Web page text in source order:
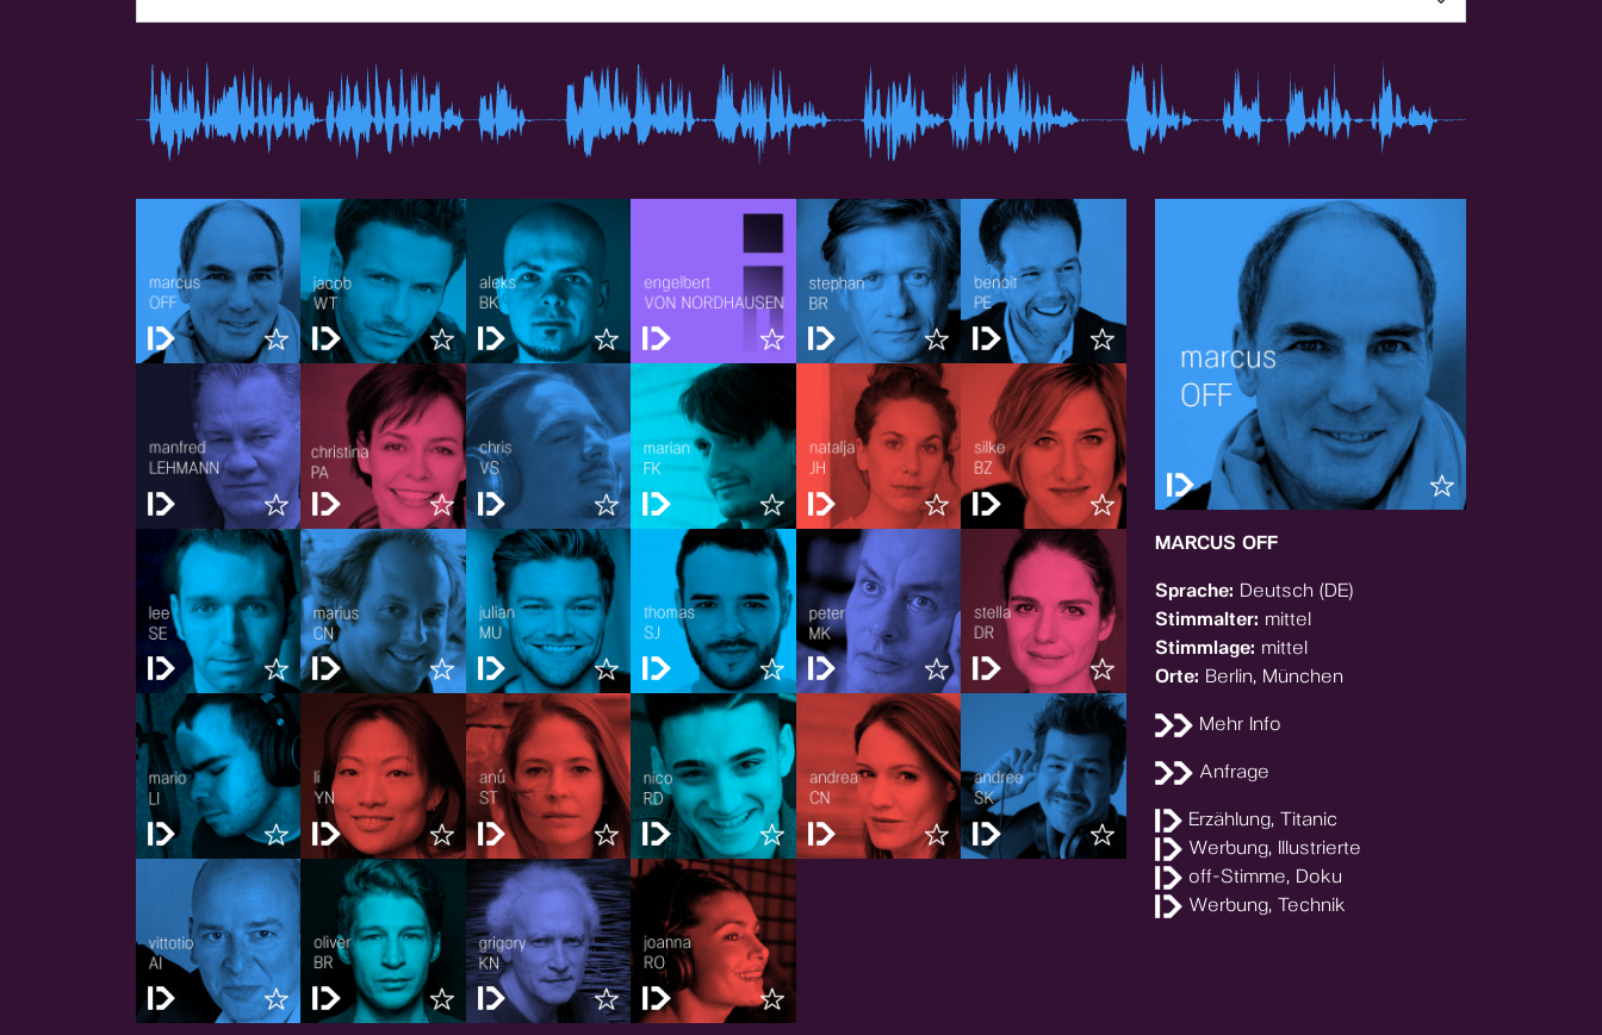
MARCUS OFF
Sprache: Deutsch (DE)
Stimmalter: mittel
Stimmlage: mittel
Orte: Berlin, München
Mehr Info
Anfrage
Erzählung, Titanic
Werbung, Illustrierte
off-Stimme, Doku
Werbung, Technik